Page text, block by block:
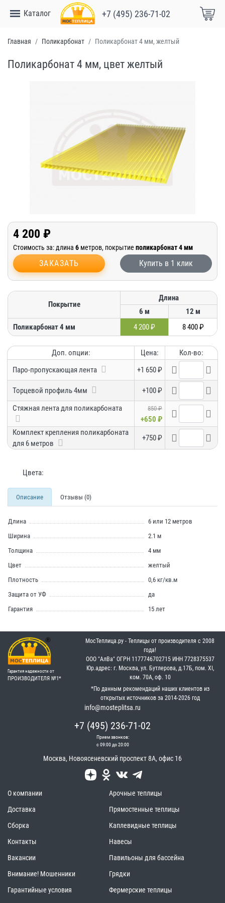
Каталог +7 (495) 236-71-02
Главная Поликарбонат Поликарбонат 4 мм, желтый
Поликарбонат 4 мм, цвет желтый
Покрытие
Длина
6 м
12 м
Поликарбонат 4 мм
4 200 ₽ 8 400 ₽
4 200 ₽
Стоимость за: длина 6 метров, покрытие поликарбонат 4 мм
ЗАКАЗАТЬ Купить в 1 клик
Доп. опции: Цена:
Кол-во:
Паро-пропускающая лента
+1 650 ₽
Торцевой профиль 4мм
+100 ₽
Стяжная лента для поликарбоната
850 ₽
+650 ₽
Комплект крепления поликарбоната
для 6 метров
+750 ₽
Цвета:
Описание Отзывы (0)
Длина
6 или 12 метров
Ширина
2.1 м
Толщина
4 мм
Цвет
желтый
Плотность
0,6 кг/кв.м
Защита от УФ
да
Гарантия
15 лет
Гарантия надежности от
ПРОИЗВОДИТЕЛЯ №1*
МосТеплица.ру - Теплицы от производителя с 2008
года!
OOO "АлВа" OГРН ‎1177746702715 ИНН ‎7728375537
Юр.адрес: г. Москва, ул. Бутлерова, д.17Б, пом. XI,
ком. 70А, оф. 10
*По данным рекомендаций наших клиентов из
открытых источников за 2014-2026 год
О компании
Доставка
Сборка
Контакты
Вакансии
Внимание! Мошенники
Гарантийные условия
Арочные теплицы
Прямостенные теплицы
Каплевидные теплицы
Навесы
Павильоны для бассейна
Грядки
Фермерские теплицы
info@mosteplitsa.ru
+7 (495) 236-71-02
Прием звонков:
с 09:00 до 20:00
Москва, Новоясеневский проспект 8А, офис 16